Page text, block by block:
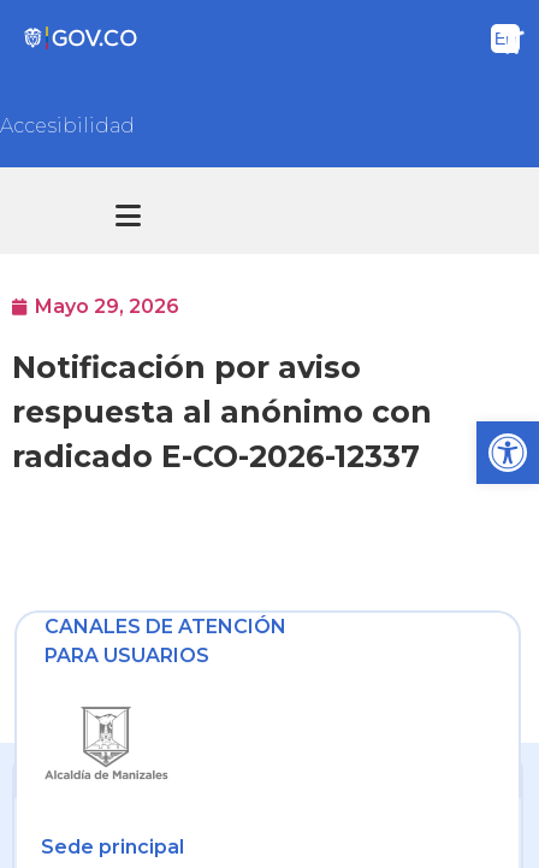
Accesibilidad
Mayo 29, 2026
Notificación por aviso
respuesta al anónimo con
radicado E-CO-2026-12337
CANALES DE ATENCIÓN
PARA USUARIOS
Sede principal